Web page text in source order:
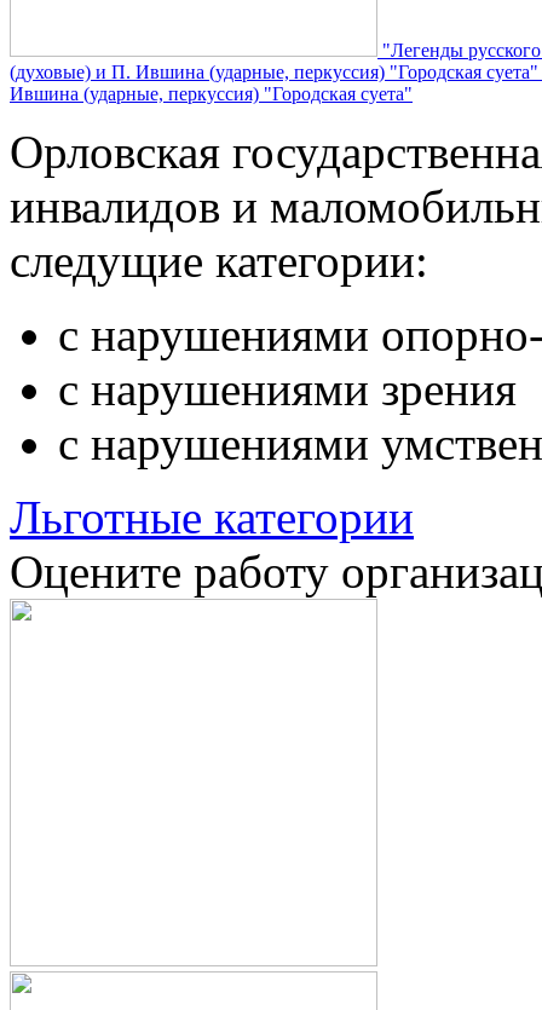
"Легенды
(духовые) и П. Ившина (ударные, перкуссия) "Городская суета"
Ившина (ударные, перкуссия) "Городская суета"
Орловская
инвалидов и
следущие категории:
с нарушениями опорно-
с нарушениями зрения
с нарушениями
Льготные категории
Оцените работу